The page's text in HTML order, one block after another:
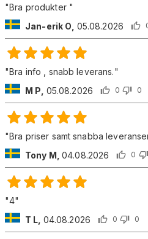
"Bra produkter "
Jan-erik O 05.08.2026
"Bra info , snabb leverans."
M P 05.08.2026 0 0
"Bra priser samt snabba
Tony M ,04.08.2026 0
"4"
T L 04.08.2026 0 0